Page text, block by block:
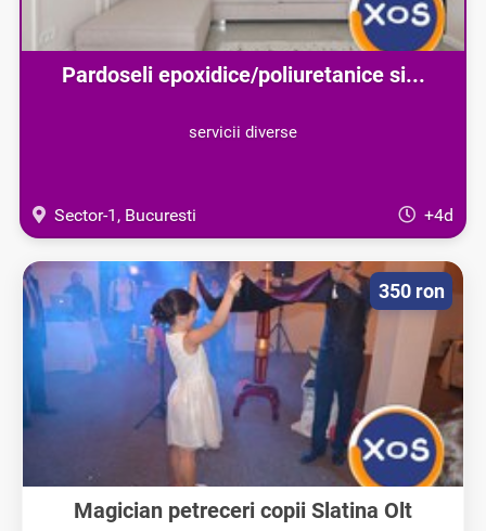
Pardoseli epoxidice/poliuretanice si...
servicii diverse
Sector-1, Bucuresti +4d
Magician petreceri copii Slatina Olt
350 ron